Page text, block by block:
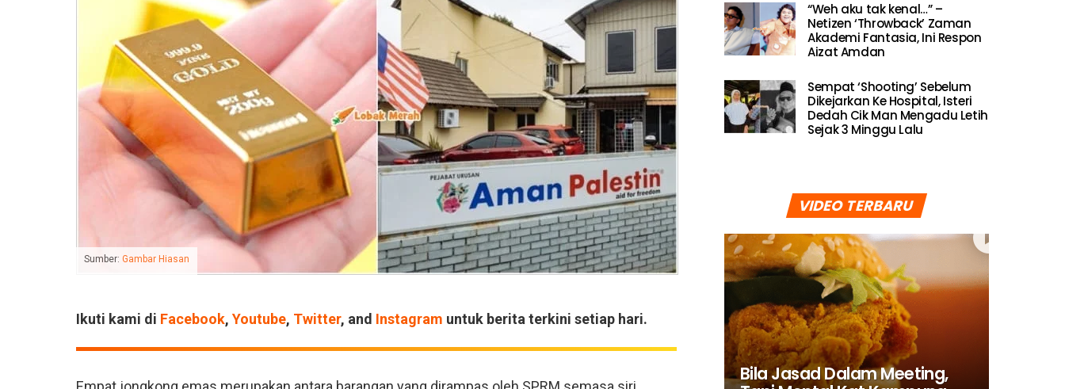
Sumber: Gambar Hiasan
Ikuti kami di Facebook, Youtube, Twitter, and Instagram untuk berita terkini setiap hari.
“Weh aku tak kenal…” –
Netizen ‘Throwback’ Zaman
Akademi Fantasia, Ini Respon
Aizat Amdan
Sempat ‘Shooting’ Sebelum
Dikejarkan Ke Hospital, Isteri
Dedah Cik Man Mengadu Letih
Sejak 3 Minggu Lalu
VIDEO TERBARU
Bila Jasad Dalam Meeting,